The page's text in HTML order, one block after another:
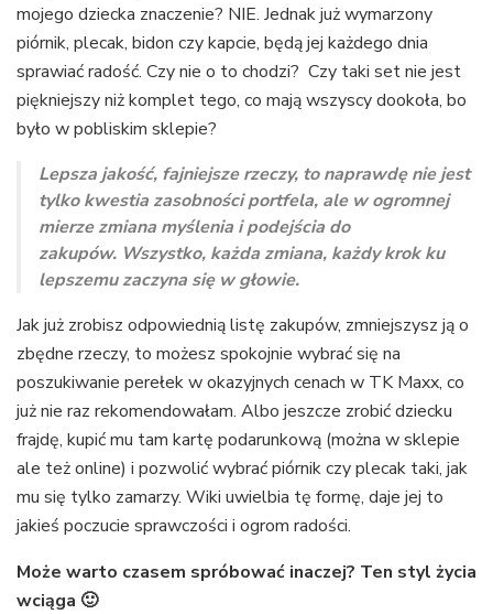
mojego dziecka znaczenie? NIE. Jednak już wymarzony
piórnik, plecak, bidon czy kapcie, będą jej każdego dnia
sprawiać radość. Czy nie o to chodzi? Czy taki set nie jest
piękniejszy niż komplet tego, co mają wszyscy dookoła, bo
było w pobliskim sklepie?
Lepsza jakość, fajniejsze rzeczy, to naprawdę nie jest
tylko kwestia zasobności portfela, ale w ogromnej
mierze zmiana myślenia i podejścia do
zakupów. Wszystko, każda zmiana, każdy krok ku
lepszemu zaczyna się w głowie.
Jak już zrobisz odpowiednią listę zakupów, zmniejszysz ją o
zbędne rzeczy, to możesz spokojnie wybrać się na
poszukiwanie perełek w okazyjnych cenach w TK Maxx, co
już nie raz rekomendowałam. Albo jeszcze zrobić dziecku
frajdę, kupić mu tam kartę podarunkową (można w sklepie
ale też online) i pozwolić wybrać piórnik czy plecak taki, jak
mu się tylko zamarzy. Wiki uwielbia tę formę, daje jej to
jakieś poczucie sprawczości i ogrom radości.
Może warto czasem spróbować inaczej? Ten styl życia
wciąga 🙂